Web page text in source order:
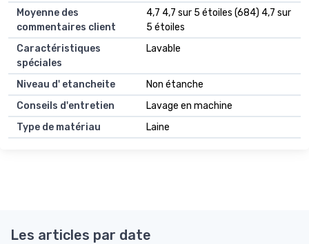
Moyenne des
commentaires client
4,7 4,7 sur 5 étoiles (684) 4,7 sur
5 étoiles
Caractéristiques
spéciales
Lavable
Niveau d' etancheite
Non étanche
Conseils d'entretien
Lavage en machine
Type de matériau
Laine
Les articles par date